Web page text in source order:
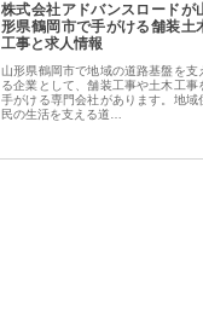
株式会社アドバンスロードが
形県鶴岡市で手がける舗装土
工事と求人情報
山形県鶴岡市で地域の道路基盤を支
る企業として、舗装工事や土木工事
手がける専門会社があります。地域
民の生活を支える道…